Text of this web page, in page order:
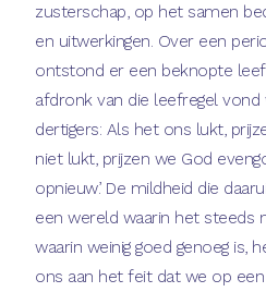
zusterschap, op het samen
en uitwerkingen. Over een
ontstond er een beknopte
afdronk van die leefregel
dertigers: Als het ons lukt,
niet lukt, prijzen we God
opnieuw’. De mildheid die
een wereld waarin het steeds
waarin weinig goed genoeg is,
ons aan het feit dat we op